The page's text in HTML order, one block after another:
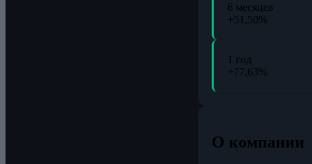
6 месяцев
+51,50%
1 год
+77,63%
О компании